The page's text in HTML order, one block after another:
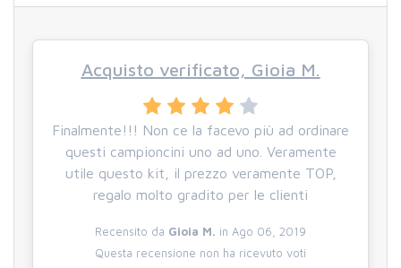
Acquisto verificato, Gioia M.
Finalmente!!! Non ce la facevo più ad ordinare
questi campioncini uno ad uno. Veramente
utile questo kit, il prezzo veramente TOP,
regalo molto gradito per le clienti
Recensito da Gioia M. in Ago 06, 2019
Questa recensione non ha ricevuto voti